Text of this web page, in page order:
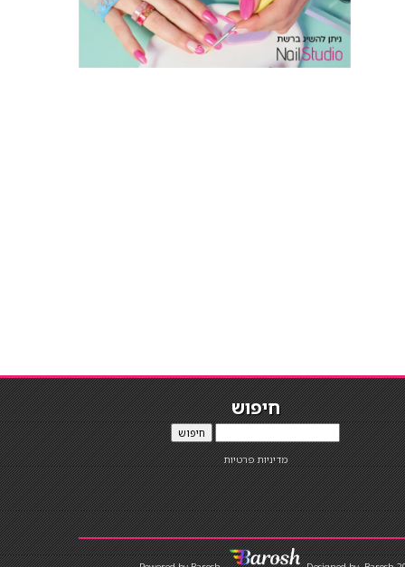
חיפוש
חיפוש
מדיניות פרטיות